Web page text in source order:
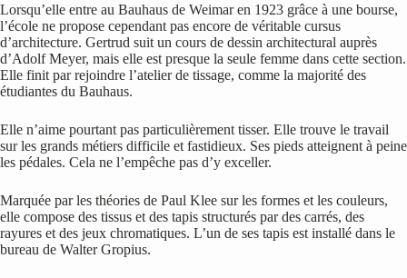
Lorsqu’elle entre au Bauhaus de Weimar en 1923 grâce à une bourse,
l’école ne propose cependant pas encore de véritable cursus
d’architecture. Gertrud suit un cours de dessin architectural auprès
d’Adolf Meyer, mais elle est presque la seule femme dans cette section.
Elle finit par rejoindre l’atelier de tissage, comme la majorité des
étudiantes du Bauhaus.
Elle n’aime pourtant pas particulièrement tisser. Elle trouve le travail
sur les grands métiers difficile et fastidieux. Ses pieds atteignent à peine
les pédales. Cela ne l’empêche pas d’y exceller.
Marquée par les théories de Paul Klee sur les formes et les couleurs,
elle compose des tissus et des tapis structurés par des carrés, des
rayures et des jeux chromatiques. L’un de ses tapis est installé dans le
bureau de Walter Gropius.